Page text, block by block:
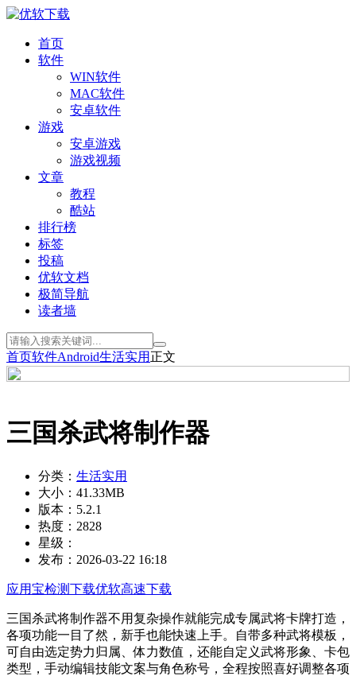
首页
软件
WIN软件
MAC软件
安卓软件
游戏
安卓游戏
游戏视频
文章
教程
酷站
排行榜
标签
投稿
优软文档
极简导航
读者墙
首页软件Android生活实用 正文
三国杀武将制作器
分类： 生活实用
大小： 41.33MB
版本： 5.2.1
热度： 2828
星级：
发布： 2026-03-22 16:18
应用宝检测下载优软高速下载
三国杀武将制作器不用复杂操作就能完成专属武将卡牌打造，
各项功能一目了然，新手也能快速上手。自带多种武将模板，
可自由选定势力归属、体力数值，还能自定义武将形象、卡包
类型，手动编辑技能文案与角色称号，全程按照喜好调整各项